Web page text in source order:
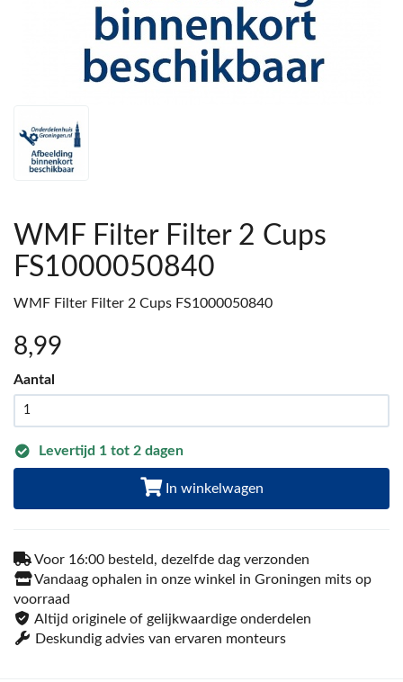
WMF Filter Filter 2 Cups
FS1000050840
WMF Filter Filter 2 Cups FS1000050840
8,99
Aantal
Levertijd 1 tot 2 dagen
In winkelwagen
Voor 16:00 besteld, dezelfde dag verzonden
Vandaag ophalen in onze winkel in Groningen mits op
voorraad
Altijd originele of gelijkwaardige onderdelen
Deskundig advies van ervaren monteurs